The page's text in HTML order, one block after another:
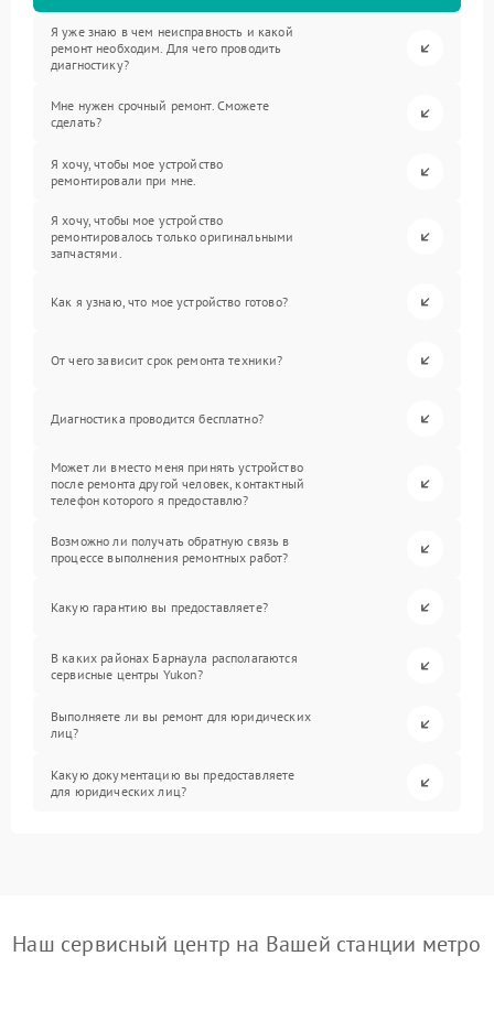
Я уже знаю в чем неисправность и какой
ремонт необходим. Для чего проводить
диагностику?
Мне нужен срочный ремонт. Сможете
сделать?
Я хочу, чтобы мое устройство
ремонтировали при мне.
Я хочу, чтобы мое устройство
ремонтировалось только оригинальными
запчастями.
Как я узнаю, что мое устройство готово?
От чего зависит срок ремонта техники?
Диагностика проводится бесплатно?
Может ли вместо меня принять устройство
после ремонта другой человек, контактный
телефон которого я предоставлю?
Возможно ли получать обратную связь в
процессе выполнения ремонтных работ?
Какую гарантию вы предоставляете?
В каких районах Барнаула располагаются
сервисные центры Yukon?
Выполняете ли вы ремонт для юридических
лиц?
Какую документацию вы предоставляете
для юридических лиц?
Наш сервисный центр на Вашей станции метро